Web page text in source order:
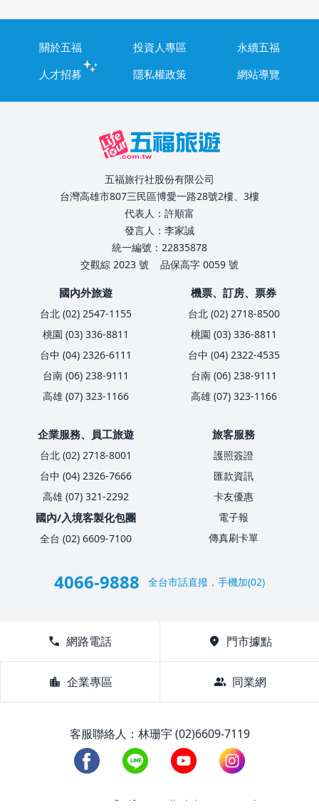
關於五福 投資人專區
永續五福
人才招募
隱私權政策 網站導覽
五福旅行社股份有限公司
台灣高雄市807三民區博愛一路28號2樓、3樓
代表人：許順富
發言人：李家誠
統一編號：22835878
交觀綜 2023 號
品保高字 0059 號
國內外旅遊
台北 (02) 2547-1155
桃園 (03) 336-8811
台中 (04) 2326-6111
台南 (06) 238-9111
高雄 (07) 323-1166
機票、訂房、票券
台北 (02) 2718-8500
桃園 (03) 336-8811
台中 (04) 2322-4535
台南 (06) 238-9111
高雄 (07) 323-1166
企業服務、員工旅遊
台北 (02) 2718-8001
台中 (04) 2326-7666
高雄 (07) 321-2292
國內/入境客製化包團
全台 (02) 6609-7100
旅客服務
護照簽證
匯款資訊
卡友優惠
電子報
傳真刷卡單
4066-9888 全台市話直撥，手機加(02)
call 網路電話 location_on 門市據點
location_city 企業專區 group 同業網
客服聯絡人：林珊宇 (02)6609-7119
1988-2026 © Lifetour All Rights Reserved.